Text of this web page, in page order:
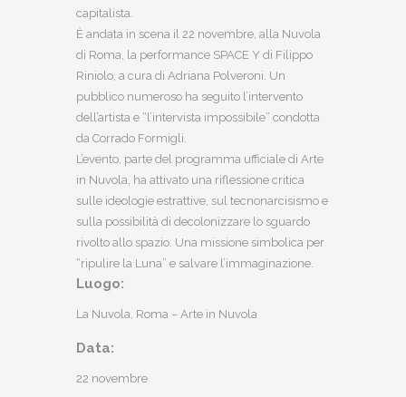
capitalista.
È andata in scena il 22 novembre, alla Nuvola
di Roma, la performance SPACE Y di Filippo
Riniolo, a cura di Adriana Polveroni. Un
pubblico numeroso ha seguito l’intervento
dell’artista e “l’intervista impossibile” condotta
da Corrado Formigli.
L’evento, parte del programma ufficiale di Arte
in Nuvola, ha attivato una riflessione critica
sulle ideologie estrattive, sul tecnonarcisismo e
sulla possibilità di decolonizzare lo sguardo
rivolto allo spazio. Una missione simbolica per
“ripulire la Luna” e salvare l’immaginazione.
Luogo:
La Nuvola, Roma – Arte in Nuvola
Data:
22 novembre